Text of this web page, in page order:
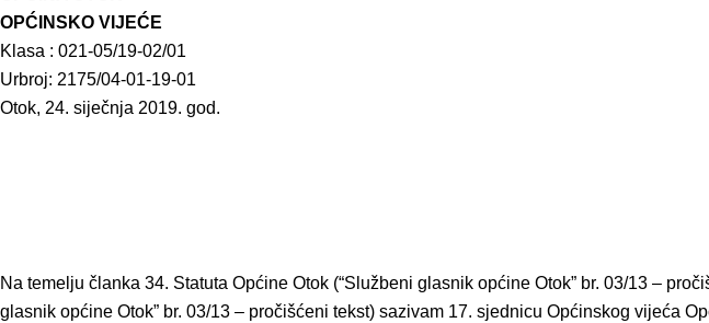
OPĆINSKO VIJEĆE
Klasa : 021-05/19-02/01
Urbroj: 2175/04-01-19-01
Otok, 24. siječnja 2019. god.
Na temelju članka 34. Statuta Općine Otok (“Službeni glasnik općine Otok” br. 03/13 –
glasnik općine Otok” br. 03/13 – pročišćeni tekst) sazivam 17. sjednicu Općinskog vijeća